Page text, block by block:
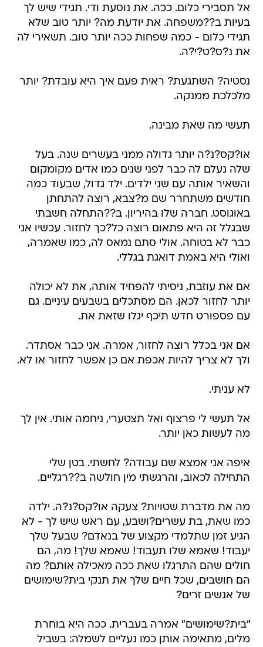
אל תסבירי כלום. ככה. את נוסעת ודי. תגידי שיש לך
בעיות ב??משפחה. את יודעת מה? יותר טוב שלא
תגידי כלום - כמה שפחות ככה יותר טוב. תשאירי לה
את נ?ס?ט?י?ה.
נסטיה? השתגעת? ראית פעם איך היא עובדת? יותר
מלכלכת ממנקה.
תעשי מה שאת מבינה.
או?קס?נ?ה יותר גדולה ממני בעשרים שנה. בעל
שלה נעלם לה כבר לפני שנים כמו אדים מקומקום
והשאיר אותה עם שני ילדים. ילד גדול, שבעוד כמה
חודשים משתחרר שם מ?צבא, רוצה להתחתן
באוגוסט. חברה שלו בהיריון. ב??התחלה חשבתי
שבגלל זה היא פתאום רוצה כל?כך לחזור. עכשיו אני
כבר לא בטוחה. אולי סתם נמאס לה, כמו שאמרה,
ואולי היא באמת דואגת בגללי.
אם את עוזבת, ניסיתי להפחיד אותה, את לא יכולה
יותר לחזור לכאן. הם מסתכלים בשבעים עיניים. גם
עם פספורט חדש תיכף יגלו שזאת את.
אם אני בכלל רוצה לחזור, אמרה. אני כבר אסתדר.
ולך לא צריך להיות אכפת אם כן אפשר לחזור או לא.
לא עניתי.
אל תעשי לי פרצוף ואל תצטערי, ניחמה אותי. אין לך
מה לעשות כאן יותר.
איפה אני אמצא שם עבודה? לחשתי. בטן שלי
התחילה לכאוב, והרגשתי מין חולשה ב??רגליים.
מה את מדברת שטויות? צעקה או?קס?נ?ה. ילדה
כמו שאת, בת עשרים?ושבע, עם ראש שיש לך - לא
הגיע זמן שתלמדי מקצוע של בנאדם? שבעל שלך
יעבוד! שאמא שלו תעבוד! שאמא שלך! מה, הם
חולים שהם התרגלו שאת ככה מאכילה אותם? מה
הם חושבים, שכל חיים שלך את תנקי בית?שימושים
של אנשים זרים?
"בית?שימושים" אמרה בעברית. ככה היא בוחרת
מלים, מתאימה אותן כמו נעליים לשמלה: בשביל